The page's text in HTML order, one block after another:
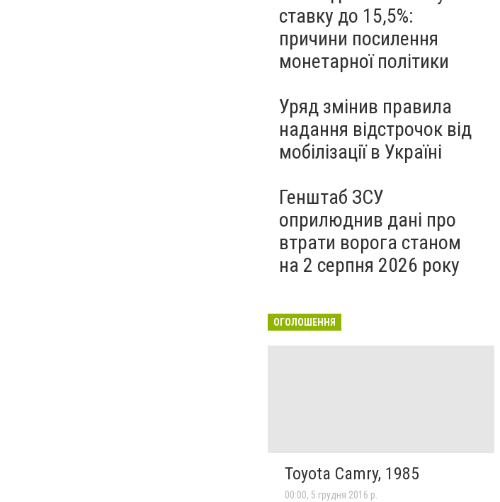
ставку до 15,5%:
причини посилення
монетарної політики
Уряд змінив правила
надання відстрочок від
мобілізації в Україні
Генштаб ЗСУ
оприлюднив дані про
втрати ворога станом
на 2 серпня 2026 року
ОГОЛОШЕННЯ
Toyota Camry, 1985
00:00, 5 грудня 2016 р.